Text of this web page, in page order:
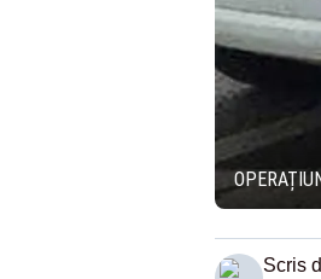
Scris